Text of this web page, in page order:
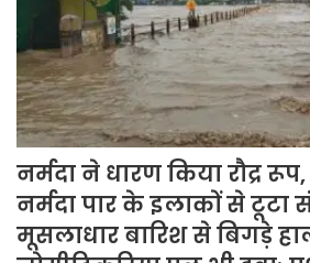
नर्मदा ने धारण किया रौद्र
नर्मदा पार के इलाकों से टूटा
मूसलाधार बारिश से बिगड़े